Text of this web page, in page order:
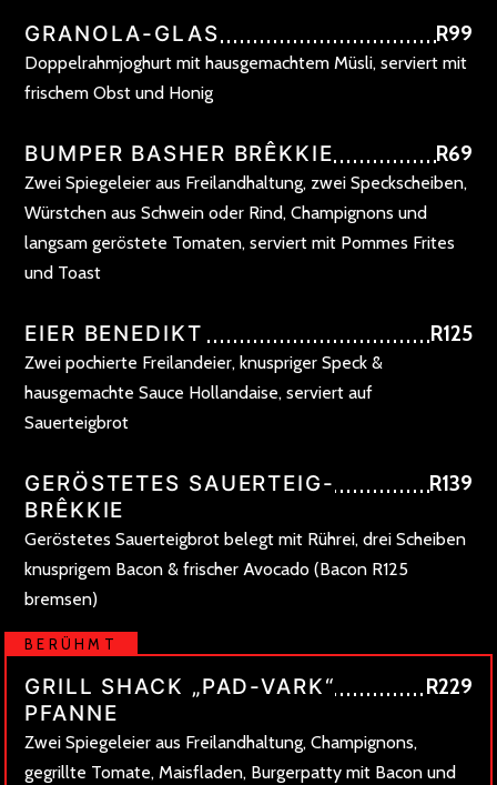
GRANOLA-GLAS
Doppelrahmjoghurt mit hausgemachtem Müsli, serviert mit
frischem Obst und Honig
R99
BUMPER BASHER BRÊKKIE
Zwei Spiegeleier aus Freilandhaltung, zwei Speckscheiben,
Würstchen aus Schwein oder Rind, Champignons und
langsam geröstete Tomaten, serviert mit Pommes Frites
und Toast
R69
EIER BENEDIKT
Zwei pochierte Freilandeier, knuspriger Speck &
hausgemachte Sauce Hollandaise, serviert auf
Sauerteigbrot
R125
GERÖSTETES SAUERTEIG-
BRÊKKIE
Geröstetes Sauerteigbrot belegt mit Rührei, drei Scheiben
knusprigem Bacon & frischer Avocado (Bacon R125
bremsen)
R139
BERÜHMT
GRILL SHACK „PAD-VARK“
PFANNE
Zwei Spiegeleier aus Freilandhaltung, Champignons,
gegrillte Tomate, Maisfladen, Burgerpatty mit Bacon und
R229